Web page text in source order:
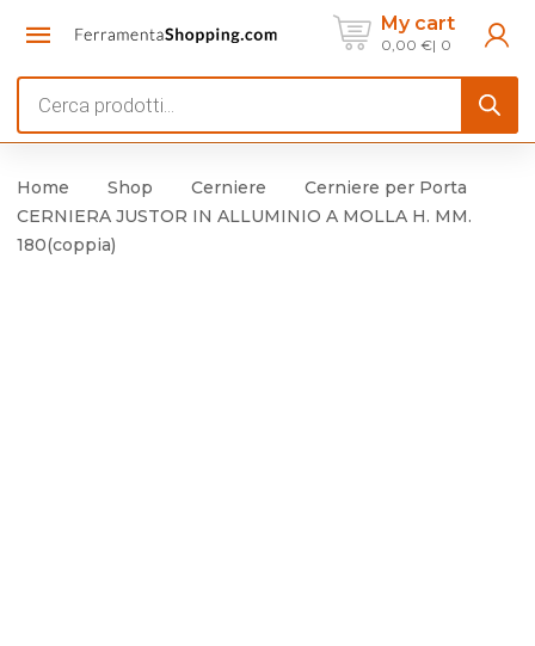
My cart
0,00 € 0
search
Home Shop Cerniere
Cerniere per Porta
CERNIERA JUSTOR IN ALLUMINIO A MOLLA H. MM.
180(coppia)